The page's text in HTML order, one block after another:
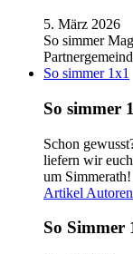
5. März 2026
So simmer
So simmer 1x1
So simmer
Schon
liefern wir
um
Artikel Autoren
So Simmer